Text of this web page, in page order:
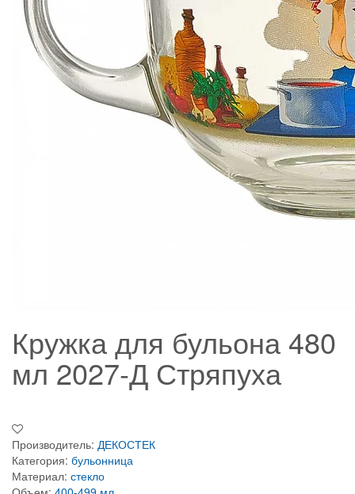
Кружка для бульона 480
мл 2027-Д Стряпуха
Производитель: ДЕКОСТЕК
Категория: бульонница
Материал: стекло